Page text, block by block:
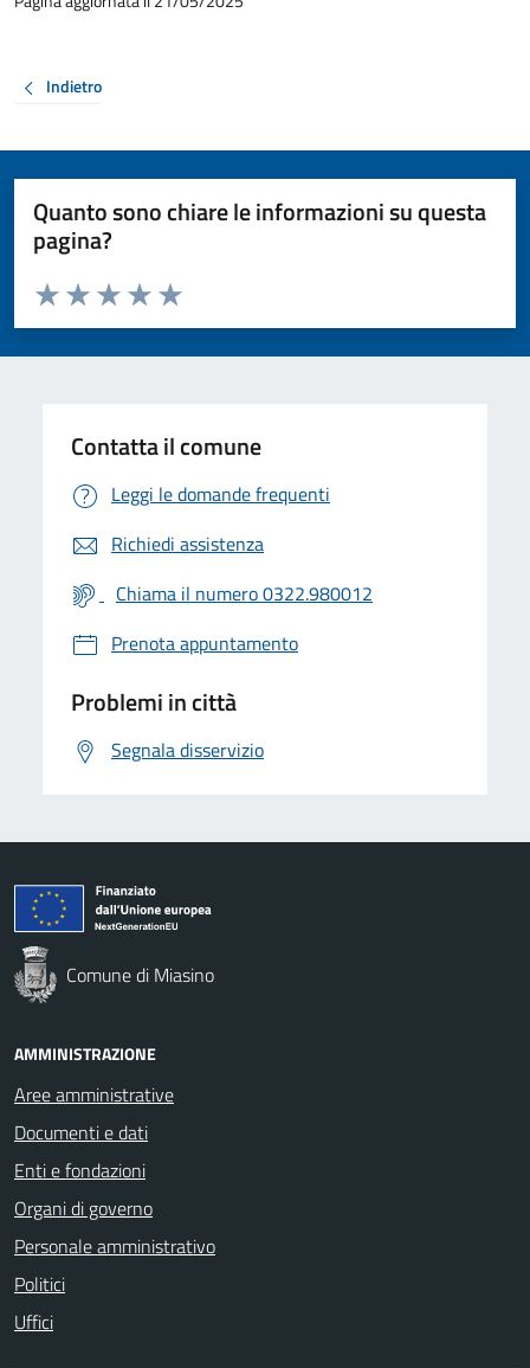
Indietro
Quanto sono chiare le informazioni su questa
pagina?
Valuta da 1 a 5 stelle la pagina
Valuta 5 stelle su 5
Valuta 4 stelle su 5
Valuta 3 stelle su 5
Valuta 2 stelle su 5
Valuta 1 stelle su 5
Contatta il comune
Leggi le domande frequenti
Richiedi assistenza
Chiama il numero 0322.980012
Prenota appuntamento
Problemi in città
Segnala disservizio
Comune di Miasino
AMMINISTRAZIONE
Aree amministrative
Documenti e dati
Enti e fondazioni
Organi di governo
Personale amministrativo
Politici
Uffici